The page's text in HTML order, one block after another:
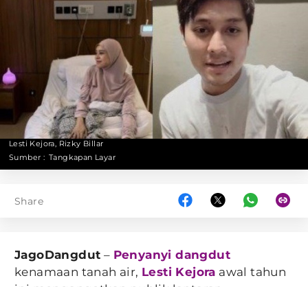
Lesti Kejora, Rizky Billar
Sumber : Tangkapan Layar
Share
JagoDangdut – Penyanyi dangdut
kenamaan tanah air, Lesti Kejora awal tahun